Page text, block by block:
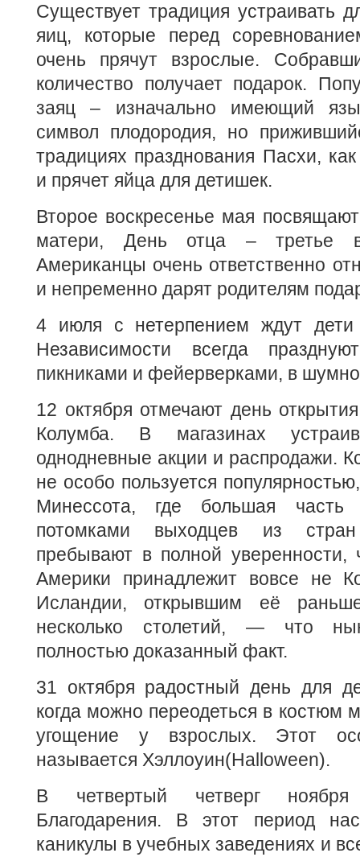
Существует традиция устраивать
яиц, которые перед
очень прячут взрослые.
количество получает подарок.
заяц – изначально имеющий
символ плодородия, но
традициях празднования Пасхи,
и прячет яйца для детишек.
Второе воскресенье мая
матери, День отца – третье
Американцы очень ответственно
и непременно дарят родителям
4 июля с нетерпением ждут
Независимости всегда
пикниками и фейерверками, в
12 октября отмечают день
Колумба. В магазинах
однодневные акции и распродажи.
не особо пользуется
Минессота, где большая часть
потомками выходцев из
пребывают в полной уверенности,
Америки принадлежит вовсе не
Исландии, открывшим её
несколько столетий, — что
полностью доказанный факт.
31 октября радостный день для
когда можно переодеться в костюм
угощение у взрослых. Этот
называется Хэллоуин(Halloween).
В четвертый четверг
Благодарения. В этот период
каникулы в учебных заведениях и